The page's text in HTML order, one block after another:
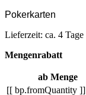
Pokerkarten
Lieferzeit: ca. 4 Tage
Mengenrabatt
ab Menge
[[ bp.fromQuantity